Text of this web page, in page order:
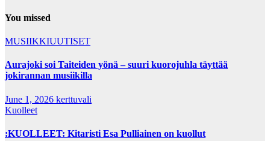
You missed
MUSIIKKIUUTISET
Aurajoki soi Taiteiden yönä – suuri kuorojuhla täyttää
jokirannan musiikilla
June 1, 2026 kerttuvali
Kuolleet
:KUOLLEET: Kitaristi Esa Pulliainen on kuollut